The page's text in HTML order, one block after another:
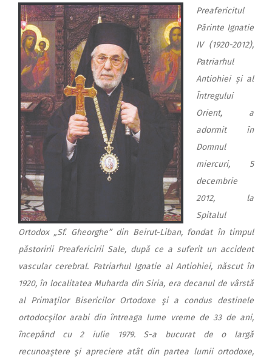
Preafericitul
Părinte Ignatie
IV (1920-2012),
Patriarhul
Antiohiei și al
Întregului
Orient, a
adormit în
Domnul
miercuri, 5
decembrie
2012, la
Spitalul
Ortodox „Sf. Gheorghe” din Beirut-Liban, fondat în timpul
păstoririi Preafericirii Sale, după ce a suferit un accident
vascular cerebral. Patriarhul Ignatie al Antiohiei, născut în
1920, în localitatea Muharda din Siria, era decanul de vârstă
al Primaţilor Bisericilor Ortodoxe şi a condus destinele
ortodocşilor arabi din întreaga lume vreme de 33 de ani,
începând cu 2 iulie 1979. S-a bucurat de o largă
recunoaştere şi apreciere atât din partea lumii ortodoxe,